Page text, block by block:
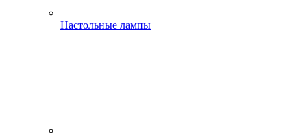
Настольные лампы